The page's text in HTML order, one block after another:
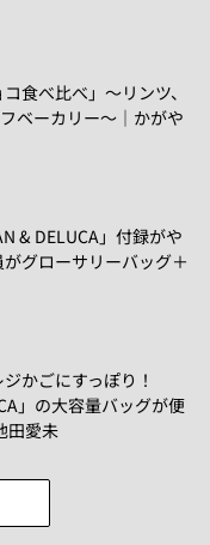
食べ比べ」～リンツ、
ベーカリー～｜かがや
& DELUCA」付録がや
グローサリーバッグ＋
かごにすっぽり！
」の大容量バッグが便
田愛未